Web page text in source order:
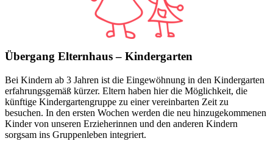
Übergang Elternhaus – Kindergarten
Bei Kindern ab 3 Jahren ist die Eingewöhnung in den Kindergarten
erfahrungsgemäß kürzer. Eltern haben hier die Möglichkeit, die
künftige Kindergartengruppe zu einer vereinbarten Zeit zu
besuchen. In den ersten Wochen werden die neu hinzugekommenen
Kinder von unseren Erzieherinnen und den anderen Kindern
sorgsam ins Gruppenleben integriert.